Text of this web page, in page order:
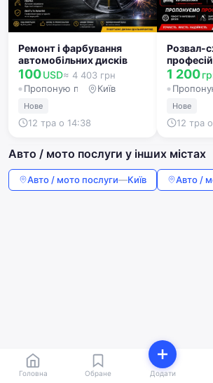
Ремонт і фарбування
автомобільних дисків
100USD≈ 4 403 грн
Пропоную послугу
Київ
Нове
12 тра о 14:38
Розвал-
HUNTER
1 200
Нове
12 тра
Авто / мото послуги у інших містах
Авто / мото послуги—Київ Авто /
Головна Обране Додати